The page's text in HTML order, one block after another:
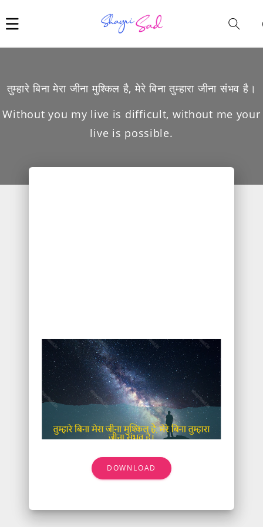
तुम्हारे बिना मेरा जीना मुश्किल है, मेरे बिना तुम्हारा जीना संभव है।
Without you my live is difficult, without me your
live is possible.
DOWNLOAD